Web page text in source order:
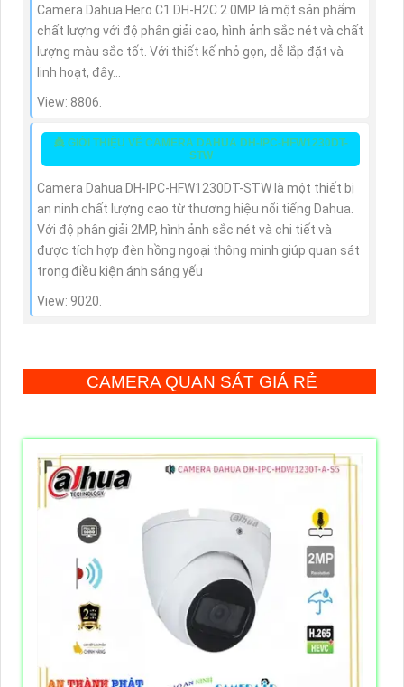
Camera Dahua Hero C1 DH-H2C 2.0MP là một sản phẩm
chất lượng với độ phân giải cao, hình ảnh sắc nét và chất
lượng màu sắc tốt. Với thiết kế nhỏ gọn, dễ lắp đặt và
linh hoạt, đây...
View: 8806.
👸 GIỚI THIỆU VỀ CAMERA DAHUA DH-IPC-HFW1230DT-
STW
Camera Dahua DH-IPC-HFW1230DT-STW là một thiết bị
an ninh chất lượng cao từ thương hiệu nổi tiếng Dahua.
Với độ phân giải 2MP, hình ảnh sắc nét và chi tiết và
được tích hợp đèn hồng ngoại thông minh giúp quan sát
trong điều kiện ánh sáng yếu
View: 9020.
CAMERA QUAN SÁT GIÁ RẺ